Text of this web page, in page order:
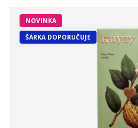
NOVINKA
ŠÁRKA DOPORUČUJE